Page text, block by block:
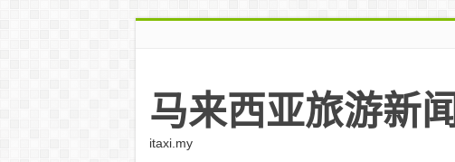
马来西亚旅游新闻
itaxi.my